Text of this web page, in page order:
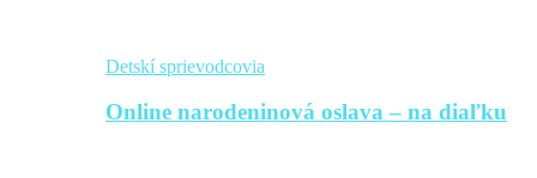
Detskí sprievodcovia
Online narodeninová oslava – na diaľku